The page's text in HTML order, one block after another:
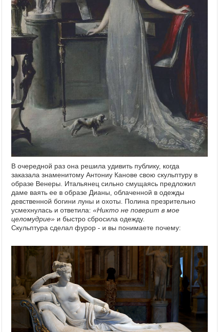
В очередной раз она решила удивить публику, когда
заказала знаменитому Антониу Канове свою скульптуру в
образе Венеры. Итальянец сильно смущаясь предложил
даме ваять ее в образе Дианы, облаченной в одежды
девственной богини луны и охоты. Полина презрительно
усмехнулась и ответила: «Никто не поверит в мое
целомудрие» и быстро сбросила одежду.
Скульптура сделал фурор - и вы понимаете почему: